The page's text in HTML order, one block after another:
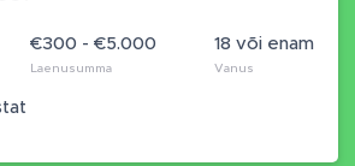
€300 - €5.000
Laenusumma
18 või enam
Vanus